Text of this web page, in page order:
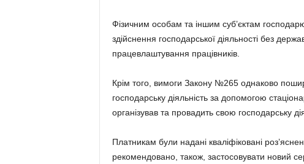
Фізичним особам та іншим суб’єктам
здійснення господарської діяльності без
працевлаштування працівників.
Крім того, вимоги Закону №265 однаково
господарську діяльність за допомогою
організував та провадить свою господарську
Платникам були надані кваліфіковані
рекомендовано, також, застосовувати новий